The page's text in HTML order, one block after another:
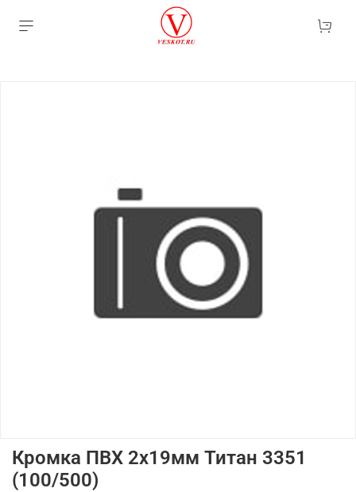
Кромка ПВХ 2х19мм Титан 3351
(100/500)